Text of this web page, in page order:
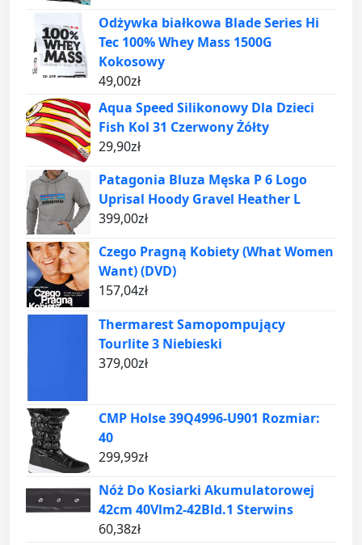
Odżywka białkowa Blade Series Hi
Tec 100% Whey Mass 1500G
Kokosowy
49,00zł
Aqua Speed Silikonowy Dla Dzieci
Fish Kol 31 Czerwony Żółty
29,90zł
Patagonia Bluza Męska P 6 Logo
Uprisal Hoody Gravel Heather L
399,00zł
Czego Pragną Kobiety (What Women
Want) (DVD)
157,04zł
Thermarest Samopompujący
Tourlite 3 Niebieski
379,00zł
CMP Holse 39Q4996-U901 Rozmiar:
40
299,99zł
Nóż Do Kosiarki Akumulatorowej
42cm 40Vlm2-42Bld.1 Sterwins
60,38zł